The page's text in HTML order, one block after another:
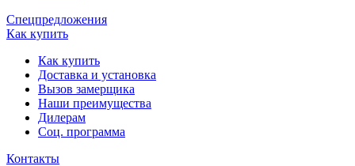
Спецпредложения
Как купить
Как купить
Доставка и установка
Вызов замерщика
Наши преимущества
Дилерам
Соц. программа
Контакты